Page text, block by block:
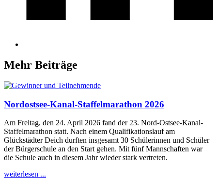
Mehr Beiträge
Nordostsee-Kanal-Staffelmarathon 2026
Am Freitag, den 24. April 2026 fand der 23. Nord-Ostsee-Kanal-
Staffelmarathon statt. Nach einem Qualifikationslauf am
Glückstädter Deich durften insgesamt 30 Schülerinnen und Schüler
der Bürgerschule an den Start gehen. Mit fünf Mannschaften war
die Schule auch in diesem Jahr wieder stark vertreten.
weiterlesen ...